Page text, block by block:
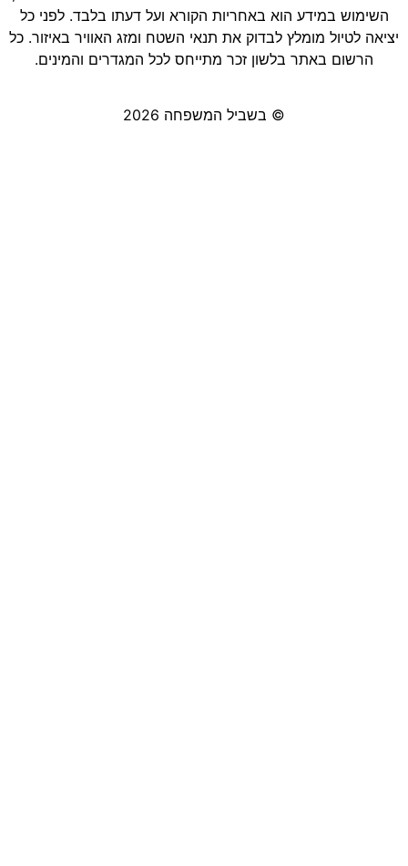
השימוש במידע הוא באחריות הקורא ועל דעתו בלבד. לפני כל
יציאה לטיול מומלץ לבדוק את תנאי השטח ומזג האוויר באיזור. כל
הרשום באתר בלשון זכר מתייחס לכל המגדרים והמינים.
© בשביל המשפחה 2026